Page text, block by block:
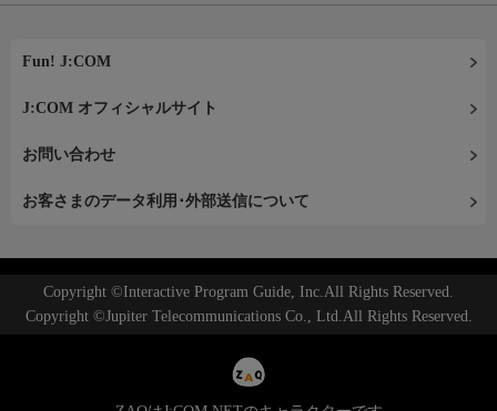
Fun! J:COM
J:COM オフィシャルサイト
お問い合わせ
お客さまのデータ利用･外部送信について
Copyright ©Interactive Program Guide, Inc.All Rights Reserved.
Copyright ©Jupiter Telecommunications Co., Ltd.All Rights Reserved.